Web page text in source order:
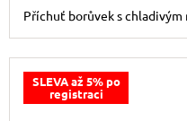
Příchuť borůvek s chladivým
SLEVA až 5% po
registraci